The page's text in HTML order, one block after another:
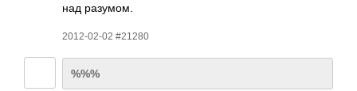
над разу­мом.
2012-02-02 #21280
%%%